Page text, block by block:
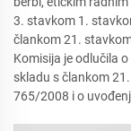
3. stavkom 1.
člankom 21.
Komisija je odlučila
skladu s člankom
765/2008 i o